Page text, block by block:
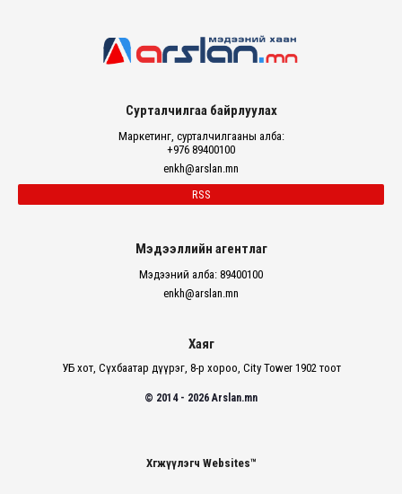
Сурталчилгаа байрлуулах
Маркетинг, сурталчилгааны алба:
+976 89400100
enkh@arslan.mn
RSS
Мэдээллийн агентлаг
Мэдээний алба: 89400100
enkh@arslan.mn
Хаяг
УБ хот, Сүхбаатар дүүрэг, 8-р хороо, City Tower 1902 тоот
© 2014 - 2026 Arslan.mn
Хөгжүүлэгч Websites™